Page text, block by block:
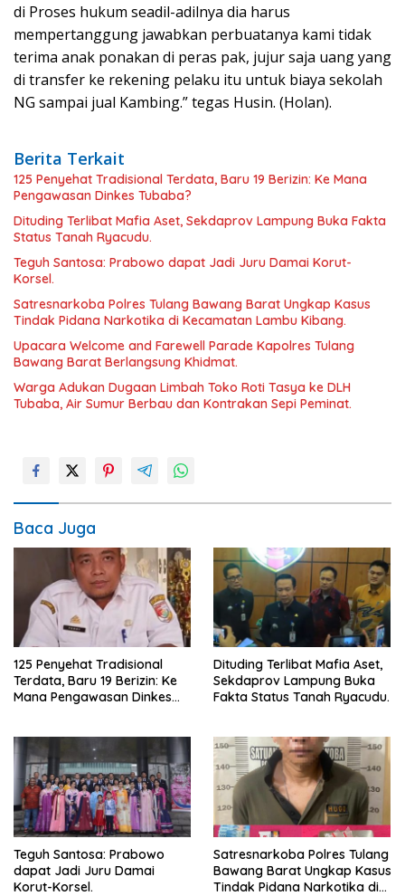
di Proses hukum seadil-adilnya dia harus
mempertanggung jawabkan perbuatanya kami tidak
terima anak ponakan di peras pak, jujur saja uang yang
di transfer ke rekening pelaku itu untuk biaya sekolah
NG sampai jual Kambing.” tegas Husin. (Holan).
Berita Terkait
125 Penyehat Tradisional Terdata, Baru 19 Berizin: Ke Mana
Pengawasan Dinkes Tubaba?
Dituding Terlibat Mafia Aset, Sekdaprov Lampung Buka Fakta
Status Tanah Ryacudu.
Teguh Santosa: Prabowo dapat Jadi Juru Damai Korut-
Korsel.
Satresnarkoba Polres Tulang Bawang Barat Ungkap Kasus
Tindak Pidana Narkotika di Kecamatan Lambu Kibang.
Upacara Welcome and Farewell Parade Kapolres Tulang
Bawang Barat Berlangsung Khidmat.
Warga Adukan Dugaan Limbah Toko Roti Tasya ke DLH
Tubaba, Air Sumur Berbau dan Kontrakan Sepi Peminat.
Baca Juga
125 Penyehat Tradisional
Terdata, Baru 19 Berizin: Ke
Mana Pengawasan Dinkes
Dituding Terlibat Mafia Aset,
Sekdaprov Lampung Buka
Fakta Status Tanah Ryacudu.
Teguh Santosa: Prabowo
dapat Jadi Juru Damai
Korut-Korsel.
Satresnarkoba Polres Tulang
Bawang Barat Ungkap Kasus
Tindak Pidana Narkotika di